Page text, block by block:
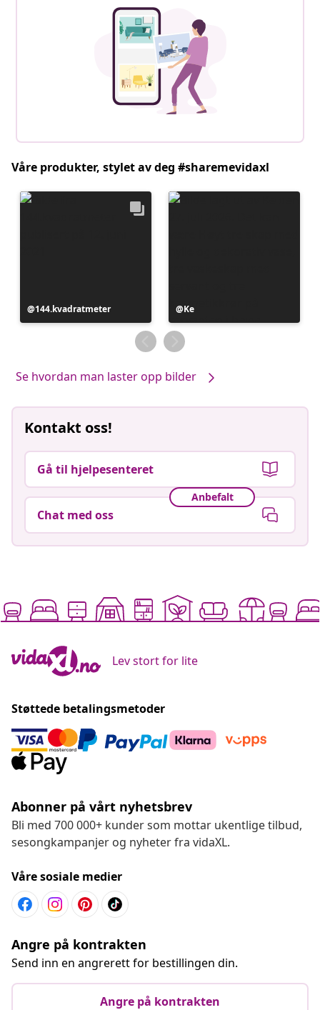
Våre produkter, stylet av deg #sharemevidaxl
Innlegg
publisert
144.kvadratmeter
Innlegg
publisert
av
Ke
Se hvordan man laster opp bilder
Kontakt oss!
Gå til hjelpesenteret
Anbefalt
Chat med oss
Lev stort for lite
Støttede betalingsmetoder
Abonner på vårt nyhetsbrev
Bli med 700 000+ kunder som mottar ukentlige tilbud,
sesongkampanjer og nyheter fra vidaXL.
Våre sosiale medier
Angre på kontrakten
Send inn en angrerett for bestillingen din.
Angre på kontrakten